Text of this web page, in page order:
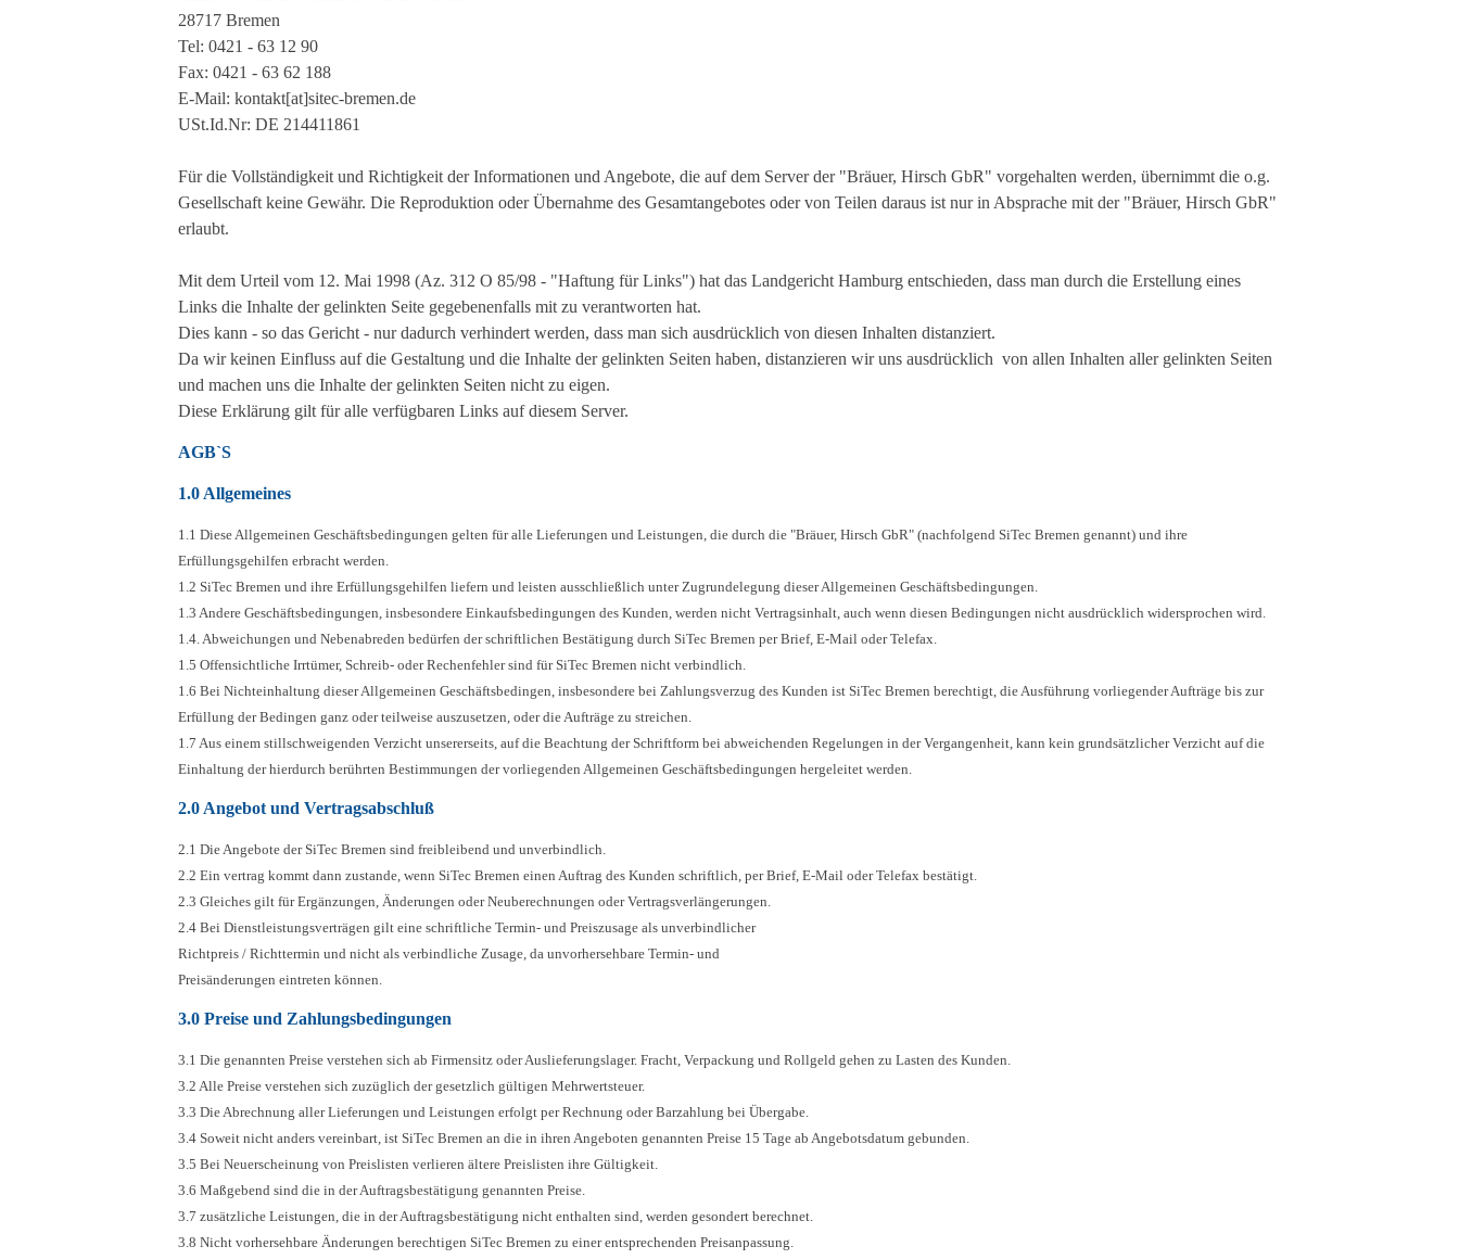
28717 Bremen
Tel: 0421 - 63 12 90
Fax: 0421 - 63 62 188
E-Mail: kontakt[at]sitec-bremen.de
USt.Id.Nr: DE 214411861
Für die Vollständigkeit und Richtigkeit der Informationen und Angebote, die auf dem Server der "Bräuer, Hirsch GbR" vorgehalten werden, übernimmt die o.g.
Gesellschaft keine Gewähr. Die Reproduktion oder Übernahme des Gesamtangebotes oder von Teilen daraus ist nur in Absprache mit der "Bräuer, Hirsch GbR"
erlaubt.
Mit dem Urteil vom 12. Mai 1998 (Az. 312 O 85/98 - "Haftung für Links") hat das Landgericht Hamburg entschieden, dass man durch die Erstellung eines
Links die Inhalte der gelinkten Seite gegebenenfalls mit zu verantworten hat.
Dies kann - so das Gericht - nur dadurch verhindert werden, dass man sich ausdrücklich von diesen Inhalten distanziert.
Da wir keinen Einfluss auf die Gestaltung und die Inhalte der gelinkten Seiten haben, distanzieren wir uns ausdrücklich von allen Inhalten aller gelinkten Seiten
und machen uns die Inhalte der gelinkten Seiten nicht zu eigen.
Diese Erklärung gilt für alle verfügbaren Links auf diesem Server.
AGB`S
1.0 Allgemeines
1.1 Diese Allgemeinen Geschäftsbedingungen gelten für alle Lieferungen und Leistungen, die durch die "Bräuer, Hirsch GbR" (nachfolgend SiTec Bremen genannt) und ihre
Erfüllungsgehilfen erbracht werden.
1.2 SiTec Bremen und ihre Erfüllungsgehilfen liefern und leisten ausschließlich unter Zugrundelegung dieser Allgemeinen Geschäftsbedingungen.
1.3 Andere Geschäftsbedingungen, insbesondere Einkaufsbedingungen des Kunden, werden nicht Vertragsinhalt, auch wenn diesen Bedingungen nicht ausdrücklich widersprochen wird.
1.4. Abweichungen und Nebenabreden bedürfen der schriftlichen Bestätigung durch SiTec Bremen per Brief, E-Mail oder Telefax.
1.5 Offensichtliche Irrtümer, Schreib- oder Rechenfehler sind für SiTec Bremen nicht verbindlich.
1.6 Bei Nichteinhaltung dieser Allgemeinen Geschäftsbedingen, insbesondere bei Zahlungsverzug des Kunden ist SiTec Bremen berechtigt, die Ausführung vorliegender Aufträge bis zur
Erfüllung der Bedingen ganz oder teilweise auszusetzen, oder die Aufträge zu streichen.
1.7 Aus einem stillschweigenden Verzicht unsererseits, auf die Beachtung der Schriftform bei abweichenden Regelungen in der Vergangenheit, kann kein grundsätzlicher Verzicht auf die
Einhaltung der hierdurch berührten Bestimmungen der vorliegenden Allgemeinen Geschäftsbedingungen hergeleitet werden.
2.0 Angebot und Vertragsabschluß
2.1 Die Angebote der SiTec Bremen sind freibleibend und unverbindlich.
2.2 Ein vertrag kommt dann zustande, wenn SiTec Bremen einen Auftrag des Kunden schriftlich, per Brief, E-Mail oder Telefax bestätigt.
2.3 Gleiches gilt für Ergänzungen, Änderungen oder Neuberechnungen oder Vertragsverlängerungen.
2.4 Bei Dienstleistungsverträgen gilt eine schriftliche Termin- und Preiszusage als unverbindlicher
Richtpreis / Richttermin und nicht als verbindliche Zusage, da unvorhersehbare Termin- und
Preisänderungen eintreten können.
3.0 Preise und Zahlungsbedingungen
3.1 Die genannten Preise verstehen sich ab Firmensitz oder Auslieferungslager. Fracht, Verpackung und Rollgeld gehen zu Lasten des Kunden.
3.2 Alle Preise verstehen sich zuzüglich der gesetzlich gültigen Mehrwertsteuer.
3.3 Die Abrechnung aller Lieferungen und Leistungen erfolgt per Rechnung oder Barzahlung bei Übergabe.
3.4 Soweit nicht anders vereinbart, ist SiTec Bremen an die in ihren Angeboten genannten Preise 15 Tage ab Angebotsdatum gebunden.
3.5 Bei Neuerscheinung von Preislisten verlieren ältere Preislisten ihre Gültigkeit.
3.6 Maßgebend sind die in der Auftragsbestätigung genannten Preise.
3.7 zusätzliche Leistungen, die in der Auftragsbestätigung nicht enthalten sind, werden gesondert berechnet.
3.8 Nicht vorhersehbare Änderungen berechtigen SiTec Bremen zu einer entsprechenden Preisanpassung.